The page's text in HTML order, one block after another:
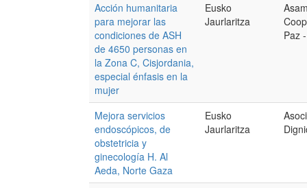
Acción humanitaria
para mejorar las
condiciones de ASH
de 4650 personas en
la Zona C, Cisjordania,
especial énfasis en la
mujer
Eusko
Jaurlaritza
Paz
Mejora servicios
endoscópicos, de
obstetricia y
ginecología H. Al
Aeda, Norte Gaza
Eusko
Jaurlaritza